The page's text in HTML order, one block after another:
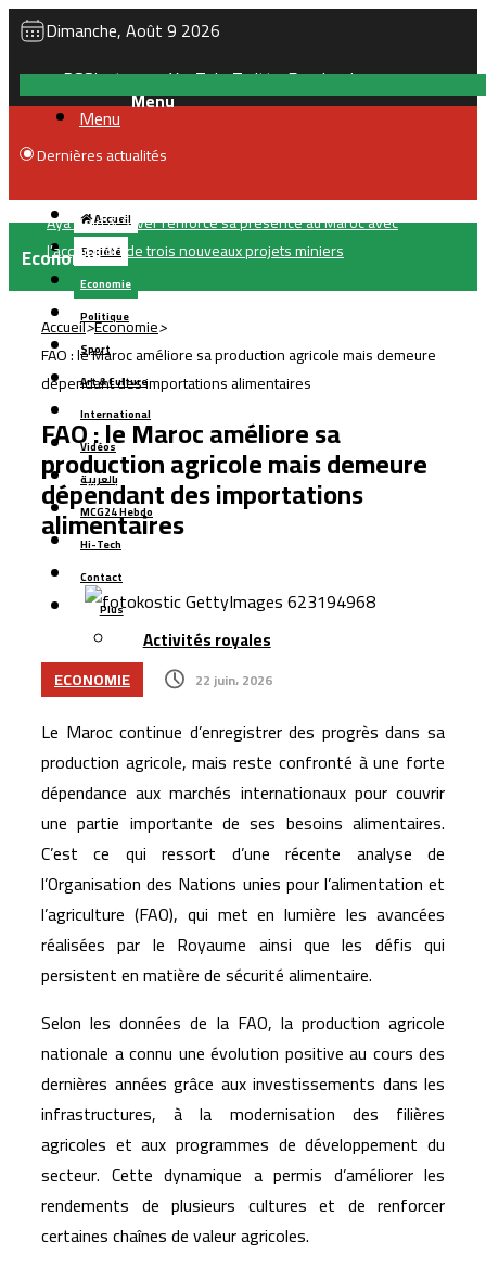
Dimanche, Août 9 2026
RSSInstagramYouTubeTwitterFacebook
Dernières actualités
Hausse des prix des carburants : les Marocains se tournent
davantage vers les voitures électriques et hybrides
Menu
Accueil
Société
Economie
Politique
Sport
Art & Culture
International
Vidéos
بالعربية
MCG24 Hebdo
Hi-Tech
Contact
Plus
Activités royales
Economie
Accueil>Economie>
FAO : le Maroc améliore sa production agricole mais demeure
dépendant des importations alimentaires
FAO : le Maroc améliore sa
production agricole mais demeure
dépendant des importations
alimentaires
ECONOMIE 22 juin، 2026
Le Maroc continue d’enregistrer des progrès dans sa
production agricole, mais reste confronté à une forte
dépendance aux marchés internationaux pour couvrir
une partie importante de ses besoins alimentaires.
C’est ce qui ressort d’une récente analyse de
l’Organisation des Nations unies pour l’alimentation et
l’agriculture (FAO), qui met en lumière les avancées
réalisées par le Royaume ainsi que les défis qui
persistent en matière de sécurité alimentaire.
Selon les données de la FAO, la production agricole
nationale a connu une évolution positive au cours des
dernières années grâce aux investissements dans les
infrastructures, à la modernisation des filières
agricoles et aux programmes de développement du
secteur. Cette dynamique a permis d’améliorer les
rendements de plusieurs cultures et de renforcer
certaines chaînes de valeur agricoles.